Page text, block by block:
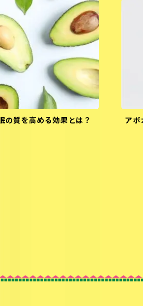
の質を高める効果とは？
アボ